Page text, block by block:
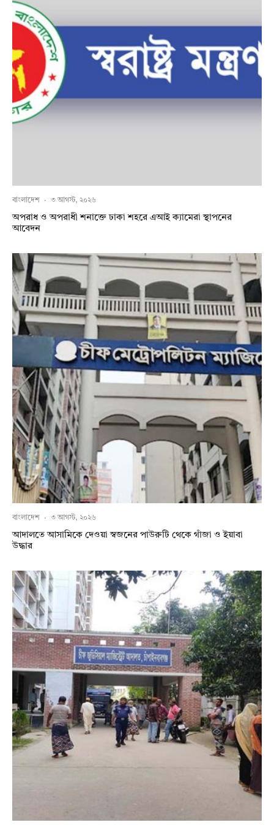
বাংলাদেশ · ৩ আগস্ট, ২০২৬
অপরাধ ও অপরাধী শনাক্তে ঢাকা শহরে এআই ক্যামেরা স্থাপনের
আবেদন
বাংলাদেশ · ৩ আগস্ট, ২০২৬
আদালতে আসামিকে দেওয়া স্বজনের পাউরুটি থেকে গাঁজা ও ইয়াবা
উদ্ধার